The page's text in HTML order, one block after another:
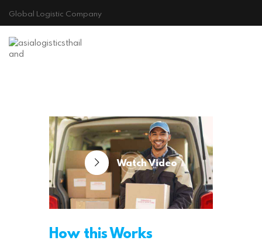
Global Logistic Company
Watch Video
How this Works